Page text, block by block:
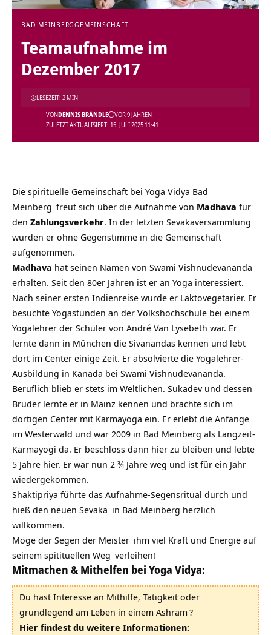
BAD MEINBERGGEMEINSCHAFT
Teamaufnahme im
Dezember 2017
ZULETZT AKTUALISIERT: 15. JULI 2025 11:41
VONDENNIS BRÄNDLE VOR 9 JAHREN
LESEZEIT: 2 MIN
Die spirituelle Gemeinschaft bei Yoga Vidya Bad
Meinberg freut sich über die Aufnahme von Madhava für
den Zahlungsverkehr. In der letzten Sevakaversammlung
wurden er ohne Gegenstimme in die Gemeinschaft
aufgenommen.
Madhava hat seinen Namen von Swami Vishnudevananda
erhalten. Seit den 80er Jahren ist er an Yoga interessiert.
Nach seiner ersten Indienreise wurde er Laktovegetarier. Er
besuchte Yogastunden an der Volkshochschule bei einem
Yogalehrer der Schüler von André Van Lysebeth war. Er
lernte dann in München die Sivanandas kennen und lebt
dort im Center einige Zeit. Er absolvierte die Yogalehrer-
Ausbildung in Kanada bei Swami Vishnudevananda.
Beruflich blieb er stets im Weltlichen. Sukadev und dessen
Bruder lernte er in Mainz kennen und brachte sich im
dortigen Center mit Karmayoga ein. Er erlebt die Anfänge
im Westerwald und war 2009 in Bad Meinberg als Langzeit-
Karmayogi da. Er beschloss dann hier zu bleiben und lebte
5 Jahre hier. Er war nun 2 ¾ Jahre weg und ist für ein Jahr
wiedergekommen.
Shaktipriya führte das Aufnahme-Segensritual durch und
hieß den neuen Sevaka in Bad Meinberg herzlich
willkommen.
Möge der Segen der Meister ihm viel Kraft und Energie auf
seinem spitituellen Weg verleihen!
Mitmachen & Mithelfen bei Yoga Vidya:
Du hast Interesse an Mithilfe, Tätigkeit oder
grundlegend am Leben in einem Ashram ?
Hier findest du weitere Informationen: